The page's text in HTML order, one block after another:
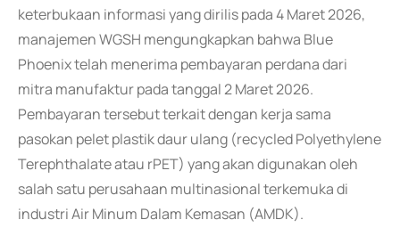
keterbukaan informasi yang dirilis pada 4 Maret 2026,
manajemen WGSH mengungkapkan bahwa Blue
Phoenix telah menerima pembayaran perdana dari
mitra manufaktur pada tanggal 2 Maret 2026.
Pembayaran tersebut terkait dengan kerja sama
pasokan pelet plastik daur ulang (recycled Polyethylene
Terephthalate atau rPET) yang akan digunakan oleh
salah satu perusahaan multinasional terkemuka di
industri Air Minum Dalam Kemasan (AMDK).